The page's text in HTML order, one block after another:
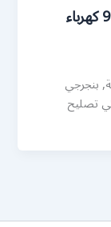
كراج الخالدية | كراج متنقل 99007355 كهرباء
بنجرجي
تصليح